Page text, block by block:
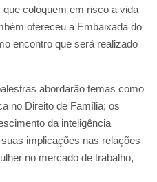
coloquem em risco a vida
ofereceu a Embaixada do
encontro que será realizado
abordarão temas como
no Direito de Família; os
da inteligência
implicações nas relações
no mercado de trabalho,